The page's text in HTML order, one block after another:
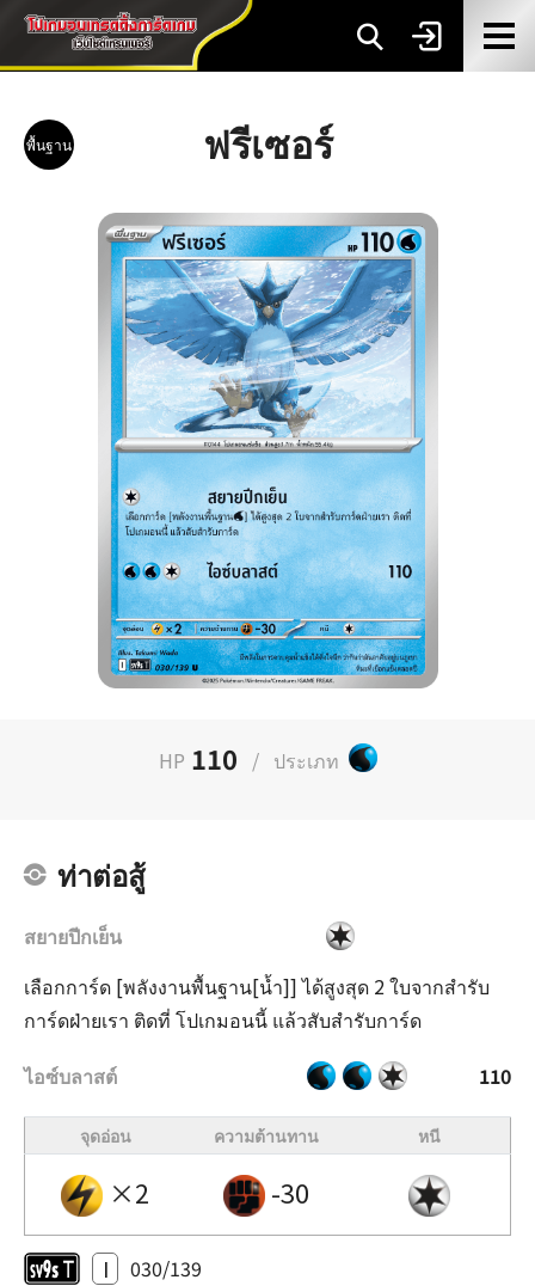
พื้นฐาน ฟรีเซอร์
HP 110 / ประเภท
ท่าต่อสู้
สยายปีกเย็น
เลือกการ์ด [พลังงานพื้นฐาน[น้ำ]] ได้สูงสุด 2 ใบจากสำรับ
การ์ดฝ่ายเรา ติดที่ โปเกมอนนี้ แล้วสับสำรับการ์ด
ไอซ์บลาสต์
110
จุดอ่อน ความต้านทาน หนี
×2 -30
I 030/139